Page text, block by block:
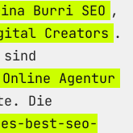
Burri SEO ,
Creators .
sind
Agentur
Die
best-seo-